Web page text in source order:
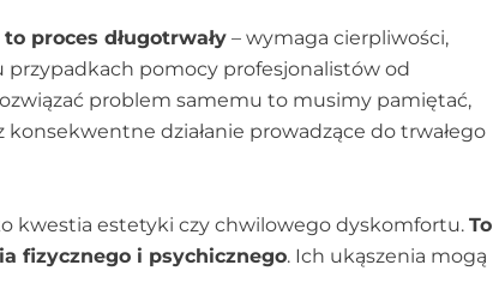
proces długotrwały – wymaga cierpliwości,
przypadkach pomocy profesjonalistów od
problem samemu to musimy pamiętać,
konsekwentne działanie prowadzące do trwałego
kwestia estetyki czy chwilowego dyskomfortu. To
fizycznego i psychicznego. Ich ukąszenia mogą